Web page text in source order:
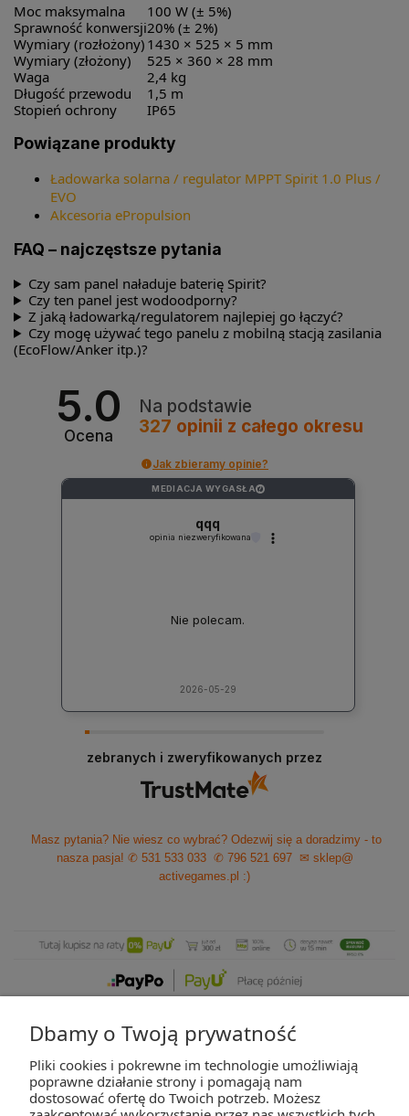
Moc maksymalna
100 W (± 5%)
Sprawność konwersji20% (± 2%)
Wymiary (rozłożony) 1430 × 525 × 5 mm
Wymiary (złożony)
525 × 360 × 28 mm
Waga
2,4 kg
Długość przewodu
1,5 m
Stopień ochrony
IP65
Powiązane produkty
Ładowarka solarna / regulator MPPT Spirit 1.0 Plus /
EVO
Akcesoria ePropulsion
FAQ – najczęstsze pytania
Czy sam panel naładuje baterię Spirit?
Czy ten panel jest wodoodporny?
Z jaką ładowarką/regulatorem najlepiej go łączyć?
Czy mogę używać tego panelu z mobilną stacją zasilania
(EcoFlow/Anker itp.)?
5.0
Ocena
Na podstawie
327 opinii z całego okresu
Jak zbieramy opinie?
MEDIACJA WYGASŁA ?
qqq
opinia niezweryfikowana
Nie polecam.
2026-05-29
zebranych i zweryfikowanych przez
Masz pytania? Nie wiesz co wybrać? Odezwij się a doradzimy - to
nasza pasja! ✆ 531 533 033 ✆ 796 521 697
✉ sklep@
activegames.pl :)
ZAKUPY
Dbamy o Twoją prywatność
Pliki cookies i pokrewne im technologie umożliwiają
poprawne działanie strony i pomagają nam
dostosować ofertę do Twoich potrzeb. Możesz